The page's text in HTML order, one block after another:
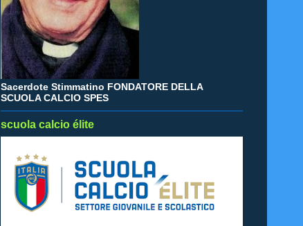
Sacerdote Stimmatino FONDATORE DELLA
SCUOLA CALCIO SPES
scuola calcio élite